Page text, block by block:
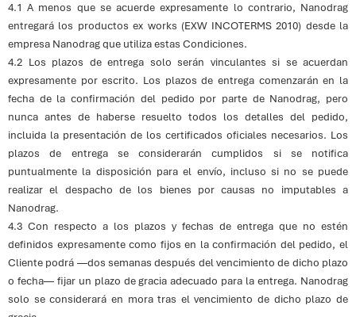
4.1 A menos que se acuerde expresamente lo contrario, Nanodrag
entregará los productos ex works (EXW INCOTERMS 2010) desde la
empresa Nanodrag que utiliza estas Condiciones.
4.2 Los plazos de entrega solo serán vinculantes si se acuerdan
expresamente por escrito. Los plazos de entrega comenzarán en la
fecha de la confirmación del pedido por parte de Nanodrag, pero
nunca antes de haberse resuelto todos los detalles del pedido,
incluida la presentación de los certificados oficiales necesarios. Los
plazos de entrega se considerarán cumplidos si se notifica
puntualmente la disposición para el envío, incluso si no se puede
realizar el despacho de los bienes por causas no imputables a
Nanodrag.
4.3 Con respecto a los plazos y fechas de entrega que no estén
definidos expresamente como fijos en la confirmación del pedido, el
Cliente podrá —dos semanas después del vencimiento de dicho plazo
o fecha— fijar un plazo de gracia adecuado para la entrega. Nanodrag
solo se considerará en mora tras el vencimiento de dicho plazo de